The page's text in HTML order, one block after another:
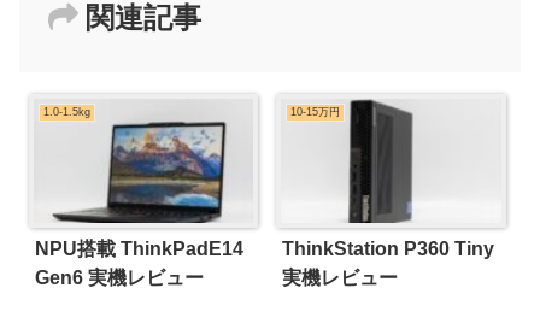
関連記事
1.0-1.5kg
NPU搭載 ThinkPadE14
Gen6 実機レビュー
10-15万円
ThinkStation P360 Tiny
実機レビュー